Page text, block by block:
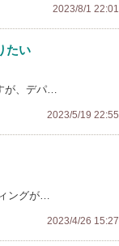
2023/8/1 22:01
たい
が、デパ…
2023/5/19 22:55
ングが…
2023/4/26 15:27